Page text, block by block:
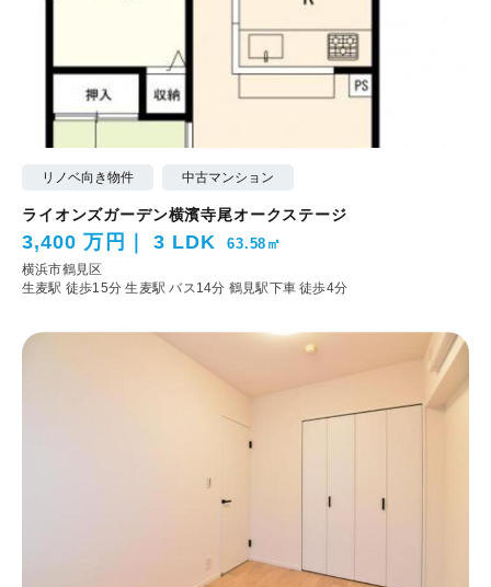
リノベ向き物件 中古マンション
ライオンズガーデン横濱寺尾オークステージ
3,400 万円 3 LDK 63.58㎡
横浜市鶴見区
生麦駅 徒歩15分生麦駅 バス14分 鶴見駅下車 徒歩4分